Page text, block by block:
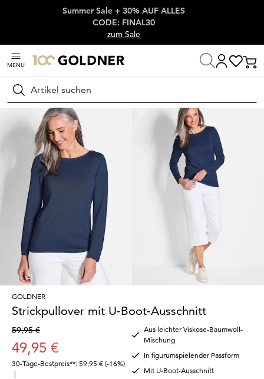
Überspringe Navigation, direkt zum Content
Summer Sale + 30% AUF ALLES
CODE: FINAL30
zum Sale
MENU
Suchen
Startseite Damenmode
GOLDNER
Strickpullover mit U-Boot-Ausschnitt
59,95 €
49,95 €
30-Tage-Bestpreis**: 59,95 € (-16%)
|
Aus leichter Viskose-Baumwoll-
Mischung
In figurumspielender Passform
Mit U-Boot-Ausschnitt